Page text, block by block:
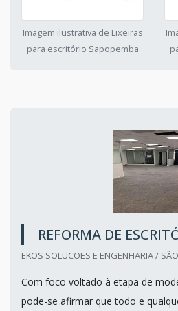
Imagem ilustrativa de Lixeiras
para escritório Sapopemba
REFORMA DE
EKOS SOLUCOES E ENGENHARIA /
Com foco voltado à etapa de
pode-se afirmar que todo e